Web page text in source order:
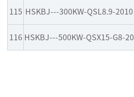
115 HSKBJ---300KW-QSL8.9-2010
116 HSKBJ---500KW-QSX15-G8-20